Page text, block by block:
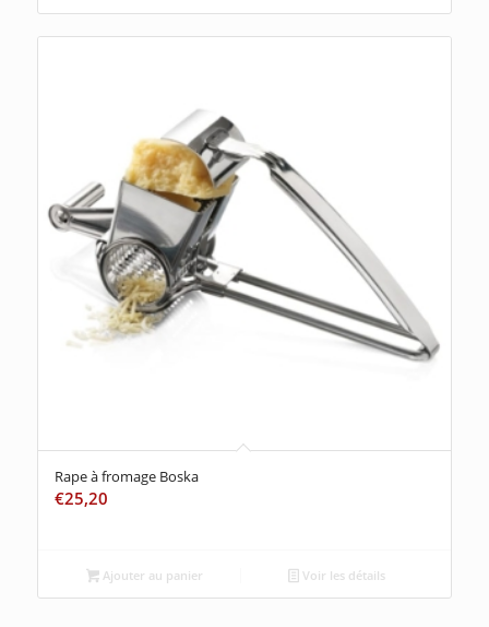
Rape à fromage Boska
€25,20
Ajouter au panier Voir les détails